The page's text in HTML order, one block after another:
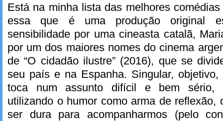
Está na minha lista das melhores
essa que é uma produção original
sensibilidade por uma cineasta catalã,
por um dos maiores nomes do cinema
de “O cidadão ilustre” (2016), que se
seu país e na Espanha. Singular, objetivo,
toca num assunto difícil e bem sério,
utilizando o humor como arma de reflexão,
ser dura para acompanharmos (pelo